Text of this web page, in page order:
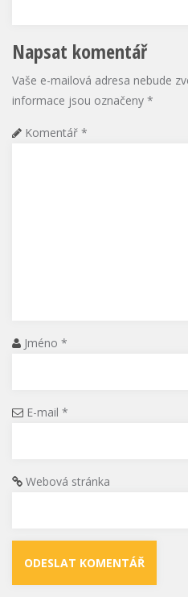
Napsat komentář
Vaše e-mailová adresa nebude
informace jsou označeny *
Komentář *
Jméno *
E-mail *
Webová stránka